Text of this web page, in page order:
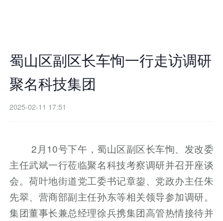
蜀山区副区长车恂一行走访调研
聚名科技集团
2025-02-11 17:51
2月10号下午，蜀山区副区长车恂、发改委
主任武斌一行莅临聚名科技考察调研并召开座谈
会。荷叶地街道党工委书记章鋆、党政办主任朱
先翠、营商部副主任孙东等相关领导参加调研。
集团董事长兼总经理徐兵携集团高管热情接待并